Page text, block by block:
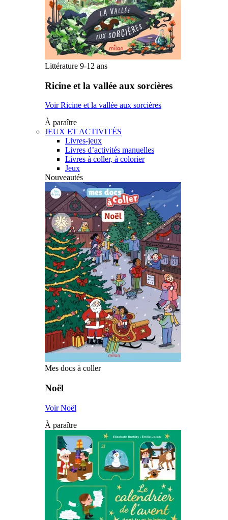
Littérature 9-12 ans
Ricine et la vallée aux sorcières
Voir Ricine et la vallée aux sorcières
À paraître
JEUX ET ACTIVITÉS
Livres-jeux
Livres d’activités manuelles
Livres à coller, à colorier
Jeux
Nouveautés
Mes docs à coller
Noël
Voir Noël
À paraître